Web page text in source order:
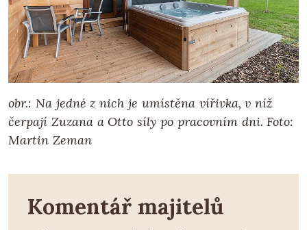
obr.: Na jedné z nich je umístěna vířivka, v níž
čerpají Zuzana a Otto síly po pracovním dni. Foto:
Martin Zeman
Komentář majitelů